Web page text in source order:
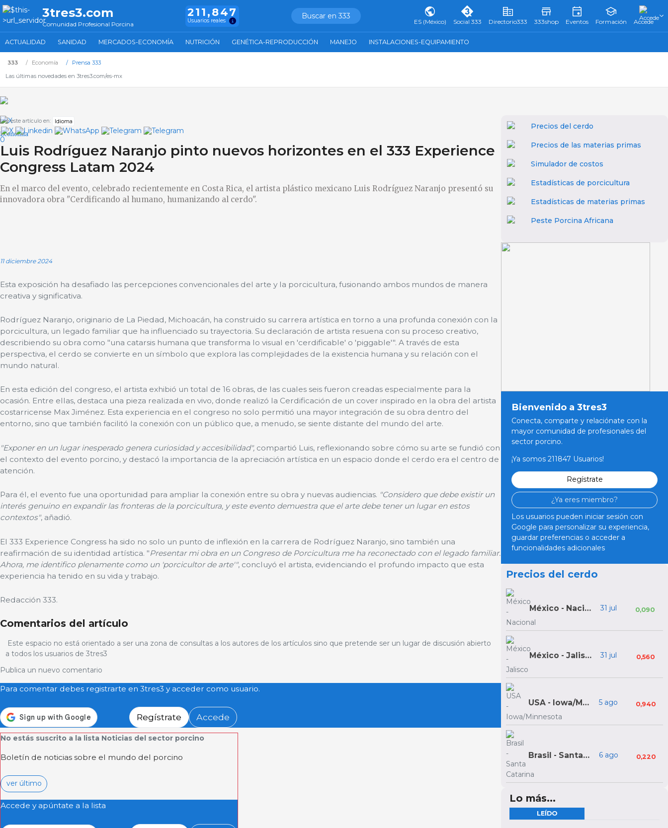
3tres3.com
Comunidad Profesional Porcina
211,847
Usuarios reales
Buscar en 333
ES (México) Social 333 Directorio333 333shop Eventos Formación Accede
ACTUALIDAD SANIDAD MERCADOS-ECONOMÍA NUTRICIÓN GENÉTICA-REPRODUCCIÓN MANEJO INSTALACIONES-EQUIPAMIENTO
333 Economía
Prensa 333
Las últimas novedades en 3tres3.com/es-mx
0
Lee este artículo en: Idioma
Economía
Luis Rodríguez Naranjo pinto nuevos horizontes en el 333 Experience
Congress Latam 2024
En el marco del evento, celebrado recientemente en Costa Rica, el artista plástico mexicano Luis Rodríguez Naranjo presentó su
innovadora obra "Cerdificando al humano, humanizando al cerdo".
11 diciembre 2024
Esta exposición ha desafiado las percepciones convencionales del arte y la porcicultura, fusionando ambos mundos de manera
creativa y significativa.
Rodríguez Naranjo, originario de La Piedad, Michoacán, ha construido su carrera artística en torno a una profunda conexión con la
porcicultura, un legado familiar que ha influenciado su trayectoria. Su declaración de artista resuena con su proceso creativo,
describiendo su obra como "una catarsis humana que transforma lo visual en 'cerdificable' o 'piggable'". A través de esta
perspectiva, el cerdo se convierte en un símbolo que explora las complejidades de la existencia humana y su relación con el
mundo natural.
En esta edición del congreso, el artista exhibió un total de 16 obras, de las cuales seis fueron creadas especialmente para la
ocasión. Entre ellas, destaca una pieza realizada en vivo, donde realizó la Cerdificación de un cover inspirado en la obra del artista
costarricense Max Jiménez. Esta experiencia en el congreso no solo permitió una mayor integración de su obra dentro del
entorno, sino que también facilitó la conexión con un público que, a menudo, se siente distante del mundo del arte.
"Exponer en un lugar inesperado genera curiosidad y accesibilidad", compartió Luis, reflexionando sobre cómo su arte se fundió con
el contexto del evento porcino, y destacó la importancia de la apreciación artística en un espacio donde el cerdo era el centro de
atención.
Para él, el evento fue una oportunidad para ampliar la conexión entre su obra y nuevas audiencias. "Considero que debe existir un
interés genuino en expandir las fronteras de la porcicultura, y este evento demuestra que el arte debe tener un lugar en estos
contextos", añadió.
El 333 Experience Congress ha sido no solo un punto de inflexión en la carrera de Rodríguez Naranjo, sino también una
reafirmación de su identidad artística. "Presentar mi obra en un Congreso de Porcicultura me ha reconectado con el legado familiar.
Ahora, me identifico plenamente como un 'porcicultor de arte'", concluyó el artista, evidenciando el profundo impacto que esta
experiencia ha tenido en su vida y trabajo.
Redacción 333.
Comentarios del artículo
Este espacio no está orientado a ser una zona de consultas a los autores de los artículos sino que pretende ser un lugar de discusión abierto
a todos los usuarios de 3tres3
Publica un nuevo comentario
Para comentar debes registrarte en 3tres3 y acceder como usuario.
Regístrate Accede
No estás suscrito a la lista Noticias del sector porcino
Boletín de noticias sobre el mundo del porcino
ver último
Accede y apúntate a la lista
Precios del cerdo
Precios de las materias primas
Simulador de costos
Estadísticas de porcicultura
Estadísticas de materias primas
Peste Porcina Africana
Bienvenido a 3tres3
Conecta, comparte y relaciónate con la
mayor comunidad de profesionales del
sector porcino.
¡Ya somos 211847 Usuarios!
Regístrate
¿Ya eres miembro?
Los usuarios pueden iniciar sesión con
Google para personalizar su experiencia,
guardar preferencias o acceder a
funcionalidades adicionales
Precios del cerdo
México - Nacional 31 jul 0,090
México - Jalisco 31 jul 0,560
USA - Iowa/Minnesota 5 ago 0,940
Brasil - Santa Catarina 6 ago 0,220
Lo más...
LEÍDO